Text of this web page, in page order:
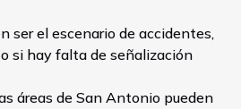
ser el escenario de accidentes,
si hay falta de señalización
áreas de San Antonio pueden